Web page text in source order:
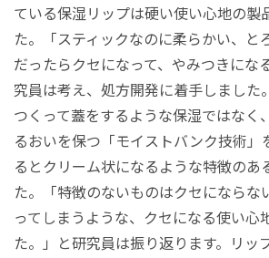
ている保湿リップは硬い使い心地の製
た。「スティックなのに柔らかい、と
だったらクセになって、やみつきに
究員は考え、処方開発に着手しました
つくって蓋をするような保湿ではなく
るおいを保つ「モイストバンク技術」
るとクリーム状になるような特徴のあ
た。「特徴のないものはクセにならな
ってしまうような、クセになる使い心
た。」と研究員は振り返ります。リッ